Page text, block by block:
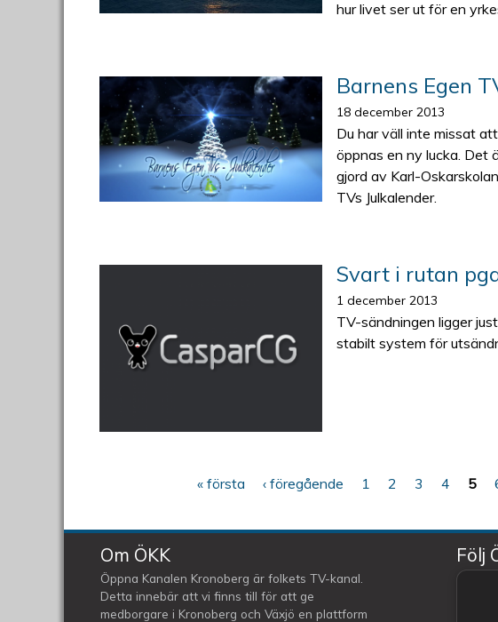
hur livet ser ut för en
Barnens Egen
18 december 2013
Du har väll inte missat
öppnas en ny lucka. Det
gjord av Karl-
TVs Julkalender.
Svart i rutan
1 december 2013
TV-sändningen ligger
stabilt system för
« första ‹ föregående 1 2 3 4 5
Om ÖKK
Öppna Kanalen Kronoberg är folkets TV-kanal.
Detta innebär att vi finns till för att ge
medborgare i Kronoberg och Växjö en plattform
Följ